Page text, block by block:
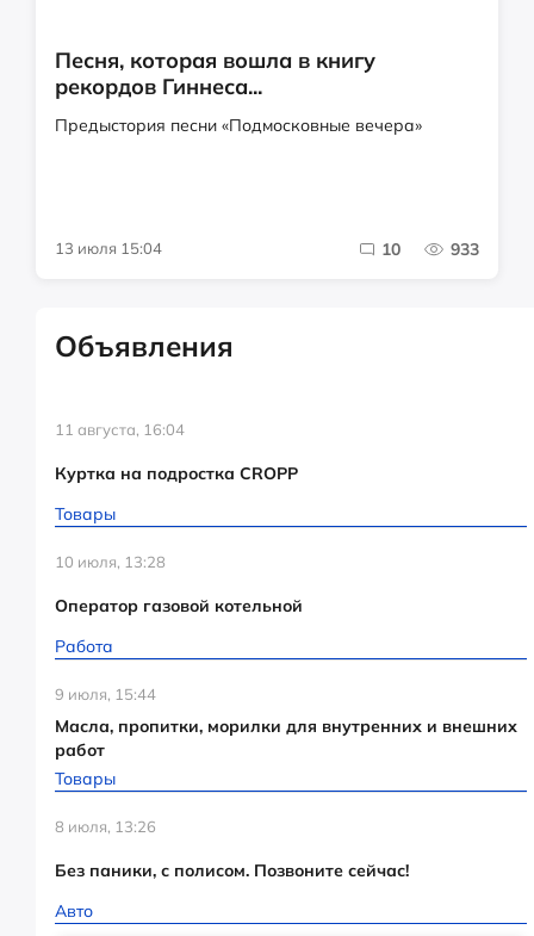
Песня, которая вошла в книгу
рекордов Гиннеса...
Предыстория песни «Подмосковные вечера»
13 июля 15:04 10 933
Объявления
11 августа, 16:04
Куртка на подростка CROPP
Товары
10 июля, 13:28
Оператор газовой котельной
Работа
9 июля, 15:44
Масла, пропитки, морилки для внутренних и внешних
работ
Товары
8 июля, 13:26
Без паники, с полисом. Позвоните сейчас!
Авто